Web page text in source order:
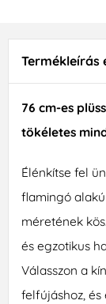
Termékleírás
76 cm-es
tökéletes
Élénkítse fel
flamingó
méretének
és egzotikus
Válasszon a
felfújáshoz,